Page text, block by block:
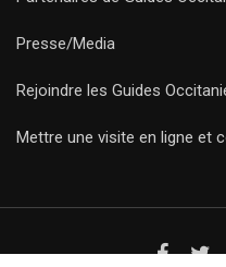
Presse/Media
Rejoindre les Guides
Mettre une visite en ligne et